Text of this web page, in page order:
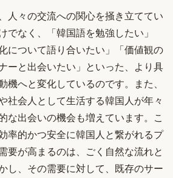
人々の交流への関心を掻き立ててい
でなく、「韓国語を勉強したい」
について語り合いたい」「価値観の
ーと出会いたい」といった、より具
機へと変化しているのです。また、
社会人として生活する韓国人が年々
な出会いの機会も増えています。こ
率的かつ安全に韓国人と繋がれるプ
要が高まるのは、ごく自然な流れと
し、その需要に対して、既存のサー